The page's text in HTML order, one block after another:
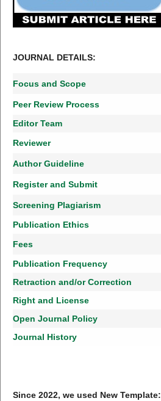
JOURNAL DETAILS:
Focus and Scope
Peer Review Process
Editor Team
Reviewer
Author Guideline
Register and Submit
Screening Plagiarism
Publication Ethics
Fees
Publication Frequency
Retraction and/or Correction
Right and License
Open Journal Policy
Journal History
Since 2022, we used New Template: